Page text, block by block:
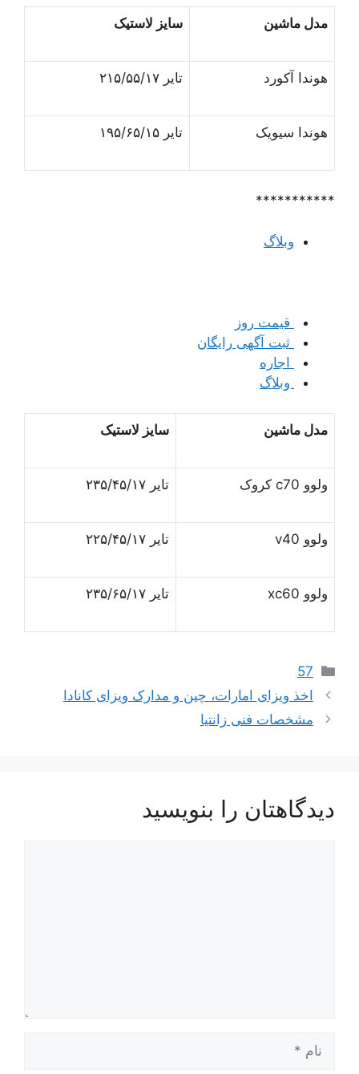
مدل ماشین سایز لاستیک
هوندا آکورد تایر ۲۱۵/۵۵/۱۷
هوندا سیویک تایر ۱۹۵/۶۵/۱۵
***********
وبلاگ
قیمت روز
ثبت آگهی رایگان
اجاره
وبلاگ
مدل ماشین سایز لاستیک
ولوو c70 کروک تایر ۲۳۵/۴۵/۱۷
ولوو v40 تایر ۲۲۵/۴۵/۱۷
ولوو xc60 تایر ۲۳۵/۶۵/۱۷
دسته‌ها
57
اخذ ویزای امارات، چین و مدارک ویزای کانادا
مشخصات فنی زانتیا
دیدگاهتان را بنویسید